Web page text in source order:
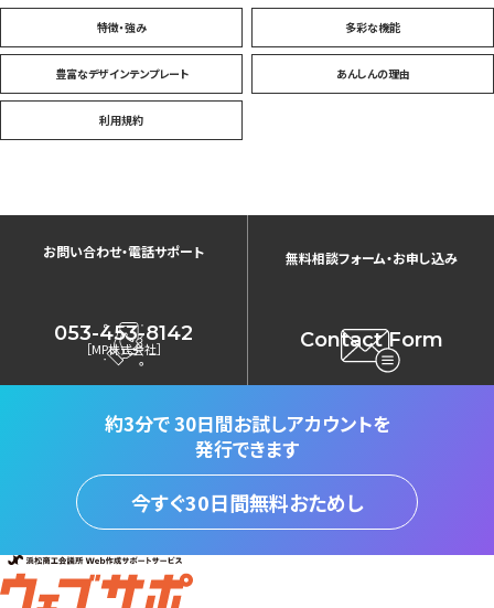
特徴・強み 多彩な機能
豊富なデザインテンプレート あんしんの理由
利用規約
お問い合わせ・電話サポート
053-453-8142
［MP株式会社］
無料相談フォーム・お申し込み
Contact Form
約3分で30日間お試しアカウントを
発行できます
今すぐ30日間無料おためし